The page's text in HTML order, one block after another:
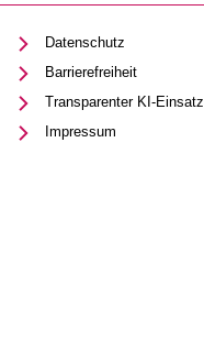
Datenschutz
Barrierefreiheit
Transparenter KI-Einsatz
Impressum